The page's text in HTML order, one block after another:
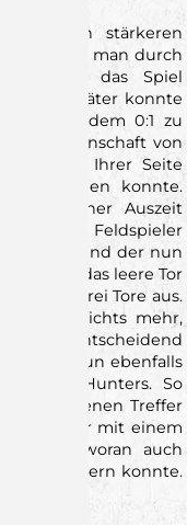
deutlich stärkeren
konnte man durch
Bauder das Spiel
später konnte
nach dem 0:1 zu
die Mannschaft von
auf Ihrer Seite
ausbauen konnte.
mit einer Auszeit
siebte Feldspieler
Schmidt und der nun
bei das leere Tor
auf drei Tore aus.
nun fast nichts mehr,
vorentscheidend
sie am nun ebenfalls
Tor der Hunters. So
ohne eigenen Treffer
Gastgeber mit einem
woran auch
nichts ändern konnte.